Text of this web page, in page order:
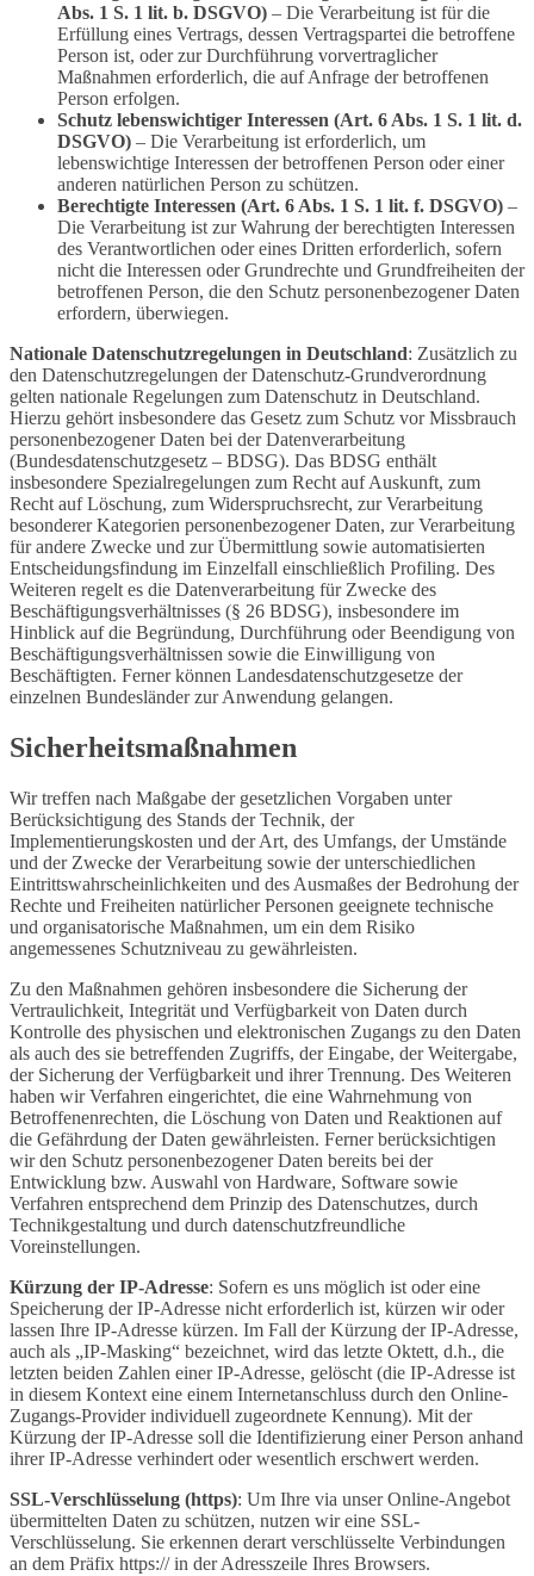
Abs. 1 S. 1 lit. b. DSGVO) – Die Verarbeitung ist für die
Erfüllung eines Vertrags, dessen Vertragspartei die betroffene
Person ist, oder zur Durchführung vorvertraglicher
Maßnahmen erforderlich, die auf Anfrage der betroffenen
Person erfolgen.
Schutz lebenswichtiger Interessen (Art. 6 Abs. 1 S. 1 lit. d.
DSGVO) – Die Verarbeitung ist erforderlich, um
lebenswichtige Interessen der betroffenen Person oder einer
anderen natürlichen Person zu schützen.
Berechtigte Interessen (Art. 6 Abs. 1 S. 1 lit. f. DSGVO) –
Die Verarbeitung ist zur Wahrung der berechtigten Interessen
des Verantwortlichen oder eines Dritten erforderlich, sofern
nicht die Interessen oder Grundrechte und Grundfreiheiten der
betroffenen Person, die den Schutz personenbezogener Daten
erfordern, überwiegen.
Nationale Datenschutzregelungen in Deutschland: Zusätzlich zu
den Datenschutzregelungen der Datenschutz-Grundverordnung
gelten nationale Regelungen zum Datenschutz in Deutschland.
Hierzu gehört insbesondere das Gesetz zum Schutz vor Missbrauch
personenbezogener Daten bei der Datenverarbeitung
(Bundesdatenschutzgesetz – BDSG). Das BDSG enthält
insbesondere Spezialregelungen zum Recht auf Auskunft, zum
Recht auf Löschung, zum Widerspruchsrecht, zur Verarbeitung
besonderer Kategorien personenbezogener Daten, zur Verarbeitung
für andere Zwecke und zur Übermittlung sowie automatisierten
Entscheidungsfindung im Einzelfall einschließlich Profiling. Des
Weiteren regelt es die Datenverarbeitung für Zwecke des
Beschäftigungsverhältnisses (§ 26 BDSG), insbesondere im
Hinblick auf die Begründung, Durchführung oder Beendigung von
Beschäftigungsverhältnissen sowie die Einwilligung von
Beschäftigten. Ferner können Landesdatenschutzgesetze der
einzelnen Bundesländer zur Anwendung gelangen.
Sicherheitsmaßnahmen
Wir treffen nach Maßgabe der gesetzlichen Vorgaben unter
Berücksichtigung des Stands der Technik, der
Implementierungskosten und der Art, des Umfangs, der Umstände
und der Zwecke der Verarbeitung sowie der unterschiedlichen
Eintrittswahrscheinlichkeiten und des Ausmaßes der Bedrohung der
Rechte und Freiheiten natürlicher Personen geeignete technische
und organisatorische Maßnahmen, um ein dem Risiko
angemessenes Schutzniveau zu gewährleisten.
Zu den Maßnahmen gehören insbesondere die Sicherung der
Vertraulichkeit, Integrität und Verfügbarkeit von Daten durch
Kontrolle des physischen und elektronischen Zugangs zu den Daten
als auch des sie betreffenden Zugriffs, der Eingabe, der Weitergabe,
der Sicherung der Verfügbarkeit und ihrer Trennung. Des Weiteren
haben wir Verfahren eingerichtet, die eine Wahrnehmung von
Betroffenenrechten, die Löschung von Daten und Reaktionen auf
die Gefährdung der Daten gewährleisten. Ferner berücksichtigen
wir den Schutz personenbezogener Daten bereits bei der
Entwicklung bzw. Auswahl von Hardware, Software sowie
Verfahren entsprechend dem Prinzip des Datenschutzes, durch
Technikgestaltung und durch datenschutzfreundliche
Voreinstellungen.
Kürzung der IP-Adresse: Sofern es uns möglich ist oder eine
Speicherung der IP-Adresse nicht erforderlich ist, kürzen wir oder
lassen Ihre IP-Adresse kürzen. Im Fall der Kürzung der IP-Adresse,
auch als „IP-Masking“ bezeichnet, wird das letzte Oktett, d.h., die
letzten beiden Zahlen einer IP-Adresse, gelöscht (die IP-Adresse ist
in diesem Kontext eine einem Internetanschluss durch den Online-
Zugangs-Provider individuell zugeordnete Kennung). Mit der
Kürzung der IP-Adresse soll die Identifizierung einer Person anhand
ihrer IP-Adresse verhindert oder wesentlich erschwert werden.
SSL-Verschlüsselung (https): Um Ihre via unser Online-Angebot
übermittelten Daten zu schützen, nutzen wir eine SSL-
Verschlüsselung. Sie erkennen derart verschlüsselte Verbindungen
an dem Präfix https:// in der Adresszeile Ihres Browsers.